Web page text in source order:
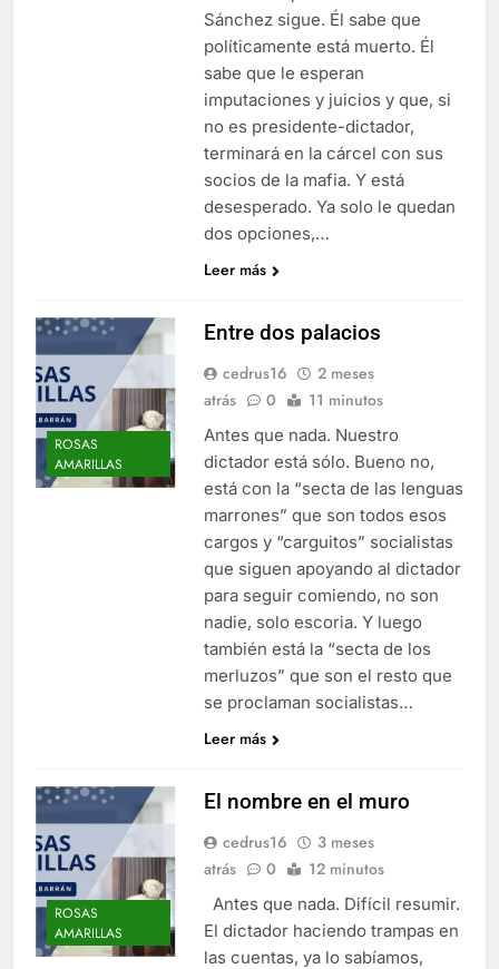
Sánchez sigue. Él sabe que
políticamente está muerto. Él
sabe que le esperan
imputaciones y juicios y que, si
no es presidente-dictador,
terminará en la cárcel con sus
socios de la mafia. Y está
desesperado. Ya solo le quedan
dos opciones,…
Leer más
ROSAS
AMARILLAS
Entre dos palacios
cedrus16
2 meses
atrás
0 11 minutos
Antes que nada. Nuestro
dictador está sólo. Bueno no,
está con la “secta de las lenguas
marrones” que son todos esos
cargos y “carguitos” socialistas
que siguen apoyando al dictador
para seguir comiendo, no son
nadie, solo escoria. Y luego
también está la “secta de los
merluzos” que son el resto que
se proclaman socialistas…
Leer más
ROSAS
AMARILLAS
El nombre en el muro
cedrus16
3 meses
atrás
0 12 minutos
Antes que nada. Difícil resumir.
El dictador haciendo trampas en
las cuentas, ya lo sabíamos,